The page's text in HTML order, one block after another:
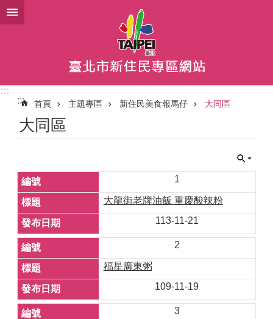
跳到主要內容區塊
:::
:::
首頁 主題專區 新住民美食報馬仔 大同區
大同區
1
大龍街老牌油飯 重慶酸辣粉
113-11-21
2
福星廣東粥
109-11-19
3